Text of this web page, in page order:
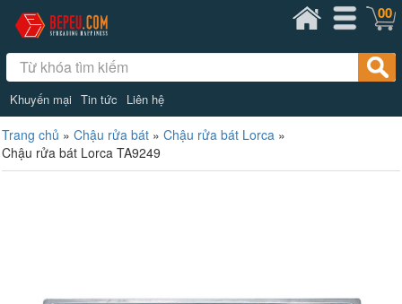
Khuyến mại Tin tức Liên hệ
00
Trang chủ » Chậu rửa bát » Chậu rửa bát Lorca »
Chậu rửa bát Lorca TA9249